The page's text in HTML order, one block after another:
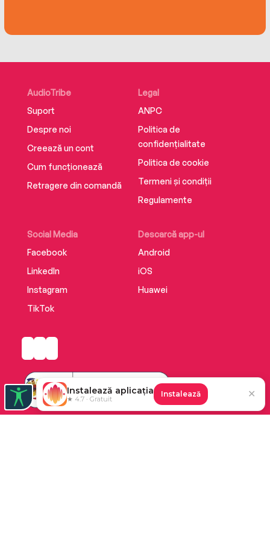
AudioTribe
Suport
Despre noi
Creează un cont
Cum funcționează
Retragere din comandă
Social Media
Facebook
LinkedIn
Instagram
TikTok
Descarcă app-ul
Android
iOS
Huawei
Legal
ANPC
Politica de
confidențialitate
Politica de cookie
Termeni și condiții
Regulamente
Instalează aplicația
★ 4.7 · Gratuit
Instalează ✕